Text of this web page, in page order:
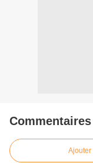
Commentaires
Ajouter